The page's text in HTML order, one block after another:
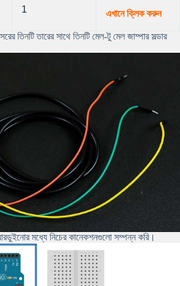
1 এখানে ক্লিক করুন
তিনটি তারের সাথে তিনটি মেল-টু মেল জাম্পার সল্ডার
মধ্যে নিচের কানেকশনগুলো সম্পন্ন করি।